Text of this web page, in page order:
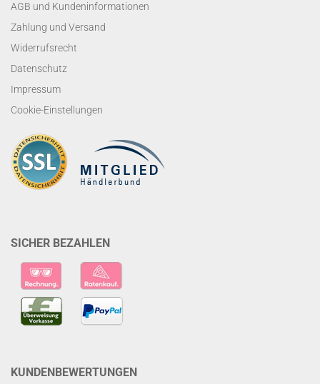
AGB und Kundeninformationen
Zahlung und Versand
Widerrufsrecht
Datenschutz
Impressum
Cookie-Einstellungen
SICHER BEZAHLEN
KUNDENBEWERTUNGEN